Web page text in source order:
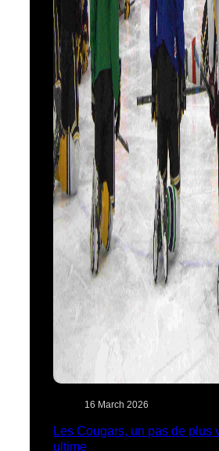
16 March 2026
Les Cougars, un pas de plus
ultime